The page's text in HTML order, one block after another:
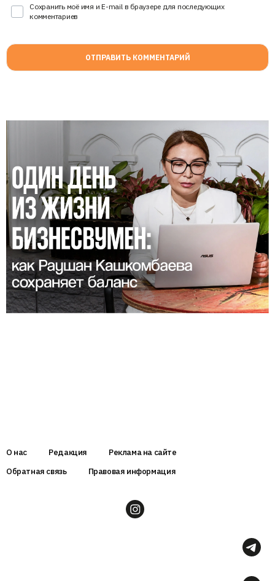
Сохранить моё имя и E-mail в браузере для последующих
комментариев
О нас Редакция
Реклама на сайте
Обратная связь
Правовая информация